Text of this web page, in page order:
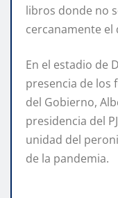
libros donde no
cercanamente el
En el estadio de
presencia de los
del Gobierno,
presidencia del
unidad del
de la pandemia.